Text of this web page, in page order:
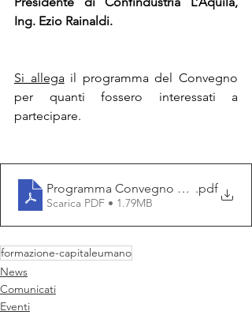
Ing. Ezio Rainaldi.
Si allega il programma del Convegno
per quanti fossero interessati a
partecipare.
Programma Convegno 23 ottobre
.pdf
Scarica PDF • 1.79MB
formazione-capitaleumano
News
Comunicati
Eventi